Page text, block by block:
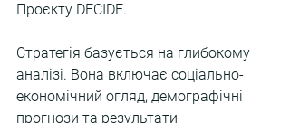
Проєкту DECIDE.
Стратегія базується на глибокому
аналізі. Вона включає соціально-
економічний огляд, демографічні
прогнози та результати